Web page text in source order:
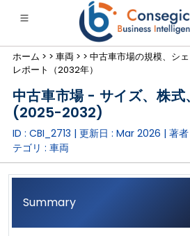
・金融・保険• 消費財 • エネ
ホーム > > 車両 > > 中古車市場の規模、シ
レポート（2032年）
中古車市場 - サイズ、株
(2025-2032)
ID : CBI_2713 | 更新日 : Mar 2026 | 著者
テゴリ : 車両
Summary